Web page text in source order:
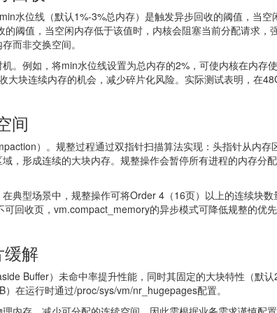
水位线（默认1%-3%总内存）是触发异步回收的阈值，当
阈值，当空闲内存低于该值时，内核会阻塞当前分配请求
而非交换空间。
。例如，将min水位线设置为总内存的2%，可使内核在内
块连续内存的机会，减少碎片化风险。实际测试表明，在
间
）。规整过程通过双指针扫描算法实现：头指针从内
，形成连续的大块内存。规整操作会暂停所有进程的内存分
典型场景中，规整操作可将Order 4（16页）以上的连续块
回收页，vm.compact_memory的异步模式可降低规整的优
缓解
Buffer）未命中率提升性能，同时其固定的大块特性（默
在运行时通过/proc/sys/vm/nr_hugepages配置。